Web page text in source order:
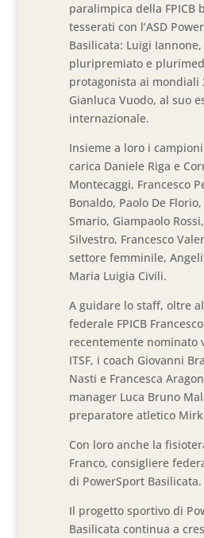
paralimpica della FPICB
tesserati con l’ASD
Basilicata: Luigi
pluripremiato e
protagonista ai mondiali
Gianluca Vuodo, al suo
internazionale.
Insieme a loro i
carica Daniele Riga e
Montecaggi, Francesco
Bonaldo, Paolo De
Smario, Giampaolo
Silvestro, Francesco
settore femminile,
Maria Luigia Civili.
A guidare lo staff, oltre
federale FPICB
recentemente nominato
ITSF, i coach Giovanni
Nasti e Francesca
manager Luca Bruno
preparatore atletico
Con loro anche la
Franco, consigliere
di PowerSport Basilicata.
Il progetto sportivo di
Basilicata continua a